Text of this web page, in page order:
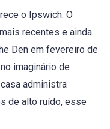
o Ipswich. O
recentes e ainda
Den em fevereiro de
imaginário de
administra
de alto ruído, esse